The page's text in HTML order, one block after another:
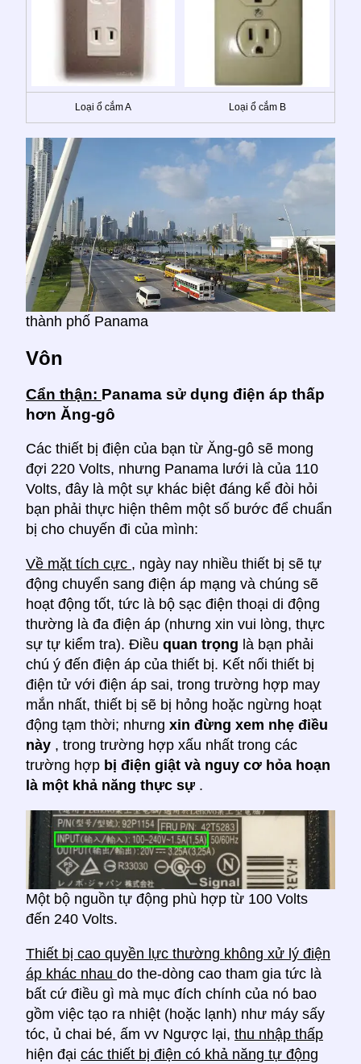
Loại ổ cắm A Loại ổ cắm B
thành phố Panama
Vôn
Cẩn thận: Panama sử dụng điện áp thấp
hơn Ăng-gô
Các thiết bị điện của bạn từ Ăng-gô sẽ mong
đợi 220 Volts, nhưng Panama lưới là của 110
Volts, đây là một sự khác biệt đáng kể đòi hỏi
bạn phải thực hiện thêm một số bước để chuẩn
bị cho chuyến đi của mình:
Về mặt tích cực , ngày nay nhiều thiết bị sẽ tự
động chuyển sang điện áp mạng và chúng sẽ
hoạt động tốt, tức là bộ sạc điện thoại di động
thường là đa điện áp (nhưng xin vui lòng, thực
sự tự kiểm tra). Điều quan trọng là bạn phải
chú ý đến điện áp của thiết bị. Kết nối thiết bị
điện tử với điện áp sai, trong trường hợp may
mắn nhất, thiết bị sẽ bị hỏng hoặc ngừng hoạt
động tạm thời; nhưng xin đừng xem nhẹ điều
này , trong trường hợp xấu nhất trong các
trường hợp bị điện giật và nguy cơ hỏa hoạn
là một khả năng thực sự .
Một bộ nguồn tự động phù hợp từ 100 Volts
đến 240 Volts.
Thiết bị cao quyền lực thường không xử lý điện
áp khác nhau do the-dòng cao tham gia tức là
bất cứ điều gì mà mục đích chính của nó bao
gồm việc tạo ra nhiệt (hoặc lạnh) như máy sấy
tóc, ủ chai bé, ấm vv Ngược lại, thu nhập thấp
hiện đại các thiết bị điện có khả năng tự động